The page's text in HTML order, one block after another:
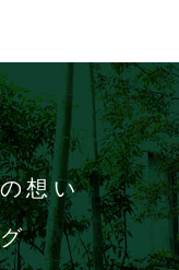
想い